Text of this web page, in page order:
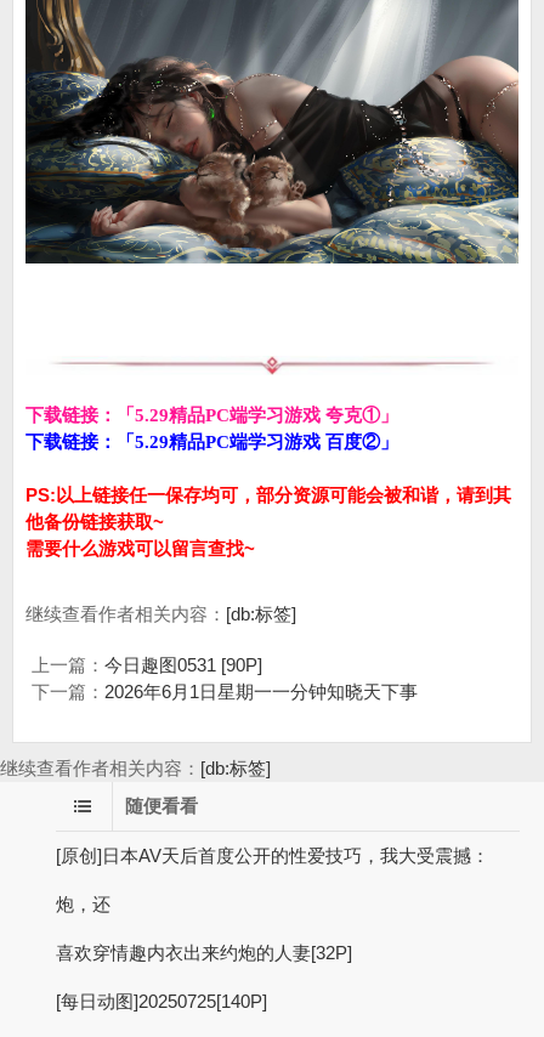
下载链接：「5.29精品PC端学习游戏 夸克①」
下载链接：「5.29精品PC端学习游戏 百度②」
PS:以上链接任一保存均可，部分资源可能会被和谐，请到其
他备份链接获取~
需要什么游戏可以留言查找~
继续查看作者相关内容： [db:标签]
上一篇： 今日趣图0531 [90P]
下一篇： 2026年6月1日星期一一分钟知晓天下事
继续查看作者相关内容： [db:标签]
随便看看
[原创]日本AV天后首度公开的性爱技巧，我大受震撼：
炮，还
喜欢穿情趣内衣出来约炮的人妻[32P]
[每日动图]20250725[140P]